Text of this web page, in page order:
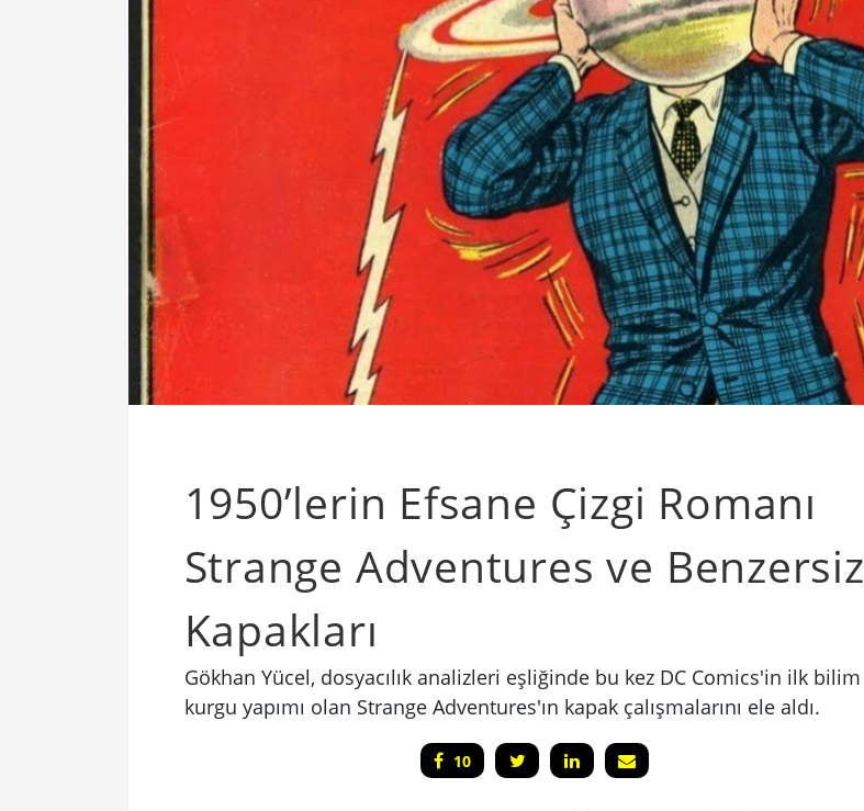
1950’lerin Efsane Çizgi Romanı
Strange Adventures ve Benzersiz
Kapakları
Gökhan Yücel, dosyacılık analizleri eşliğinde bu kez DC Comics'in ilk bilim
kurgu yapımı olan Strange Adventures'ın kapak çalışmalarını ele aldı.
10